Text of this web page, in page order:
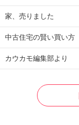
家、売りました
中古住宅の賢い買い方
カウカモ編集部より